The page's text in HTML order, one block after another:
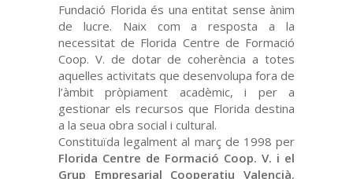
Fundació Florida és una entitat sense ànim
de lucre. Naix com a resposta a la
necessitat de Florida Centre de Formació
Coop. V. de dotar de coherència a totes
aquelles activitats que desenvolupa fora de
l’àmbit pròpiament acadèmic, i per a
gestionar els recursos que Florida destina
a la seua obra social i cultural.
Constituïda legalment al març de 1998 per
Florida Centre de Formació Coop. V. i el
Grup Empresarial Cooperatiu Valencià,